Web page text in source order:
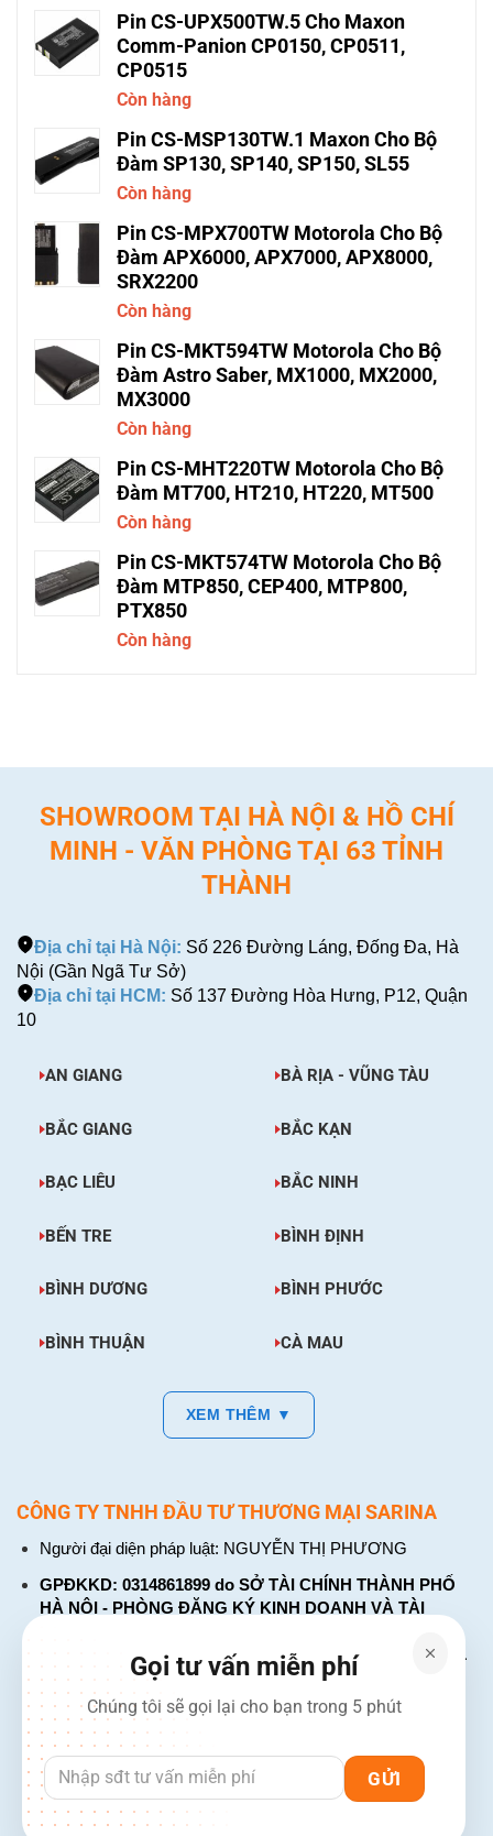
Pin CS-UPX500TW.5 Cho Maxon
Comm-Panion CP0150, CP0511,
CP0515
Còn hàng
Pin CS-MSP130TW.1 Maxon Cho Bộ
Đàm SP130, SP140, SP150, SL55
Còn hàng
Pin CS-MPX700TW Motorola Cho Bộ
Đàm APX6000, APX7000, APX8000,
SRX2200
Còn hàng
Pin CS-MKT594TW Motorola Cho Bộ
Đàm Astro Saber, MX1000, MX2000,
MX3000
Còn hàng
Pin CS-MHT220TW Motorola Cho Bộ
Đàm MT700, HT210, HT220, MT500
Còn hàng
Pin CS-MKT574TW Motorola Cho Bộ
Đàm MTP850, CEP400, MTP800,
PTX850
Còn hàng
SHOWROOM TẠI HÀ NỘI & HỒ CHÍ
MINH - VĂN PHÒNG TẠI 63 TỈNH
THÀNH
Địa chỉ tại Hà Nội: Số 226 Đường Láng, Đống Đa, Hà
Nội (Gần Ngã Tư Sở)
Địa chỉ tại HCM: Số 137 Đường Hòa Hưng, P12, Quận
10
AN GIANG BÀ RỊA - VŨNG TÀU
BẮC GIANG BẮC KẠN
BẠC LIÊU BẮC NINH
BẾN TRE BÌNH ĐỊNH
BÌNH DƯƠNG BÌNH PHƯỚC
BÌNH THUẬN CÀ MAU
XEM THÊM ▼
CÔNG TY TNHH ĐẦU TƯ THƯƠNG MẠI SARINA
Người đại diện pháp luật: NGUYỄN THỊ PHƯƠNG
GPĐKKD: 0314861899 do SỞ TÀI CHÍNH THÀNH PHỐ
HÀ NỘI - PHÒNG ĐĂNG KÝ KINH DOANH VÀ TÀI
tháng 01 năm 2018. Đăng ký thay đổi lần thứ: 4, ngày 31
tháng 03 năm 2026
226 Đường Láng, Đống Đa, Hà Nội
137 Đường Hòa Hưng, Phường 12, Quận 10, TP. Hồ Chí
Minh
Hotline: 1900 2106 - 0386 001 001
Gọi tư vấn miễn phí
Chúng tôi sẽ gọi lại cho bạn trong 5 phút